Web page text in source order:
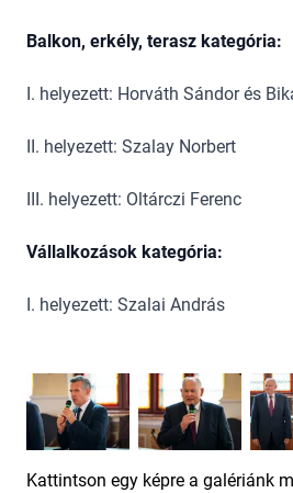
Balkon, erkély, terasz kategória:
I. helyezett: Horváth Sándor és
II. helyezett: Szalay Norbert
III. helyezett: Oltárczi Ferenc
Vállalkozások kategória:
I. helyezett: Szalai András
Kattintson egy képre a galériánk